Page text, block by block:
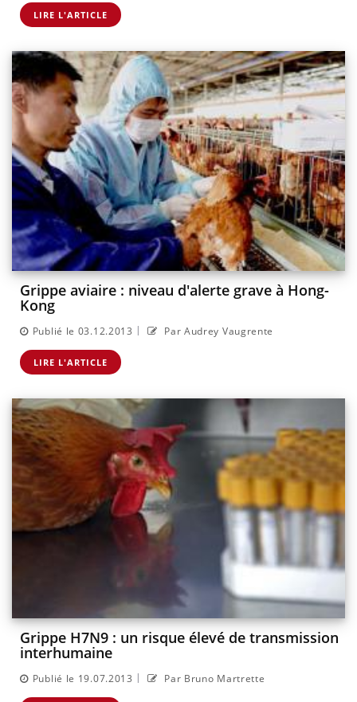
LIRE L'ARTICLE
Grippe aviaire : niveau d'alerte grave à Hong-
Kong
Publié le 03.12.2013 | Par Audrey Vaugrente
LIRE L'ARTICLE
Grippe H7N9 : un risque élevé de transmission
interhumaine
Publié le 19.07.2013 | Par Bruno Martrette